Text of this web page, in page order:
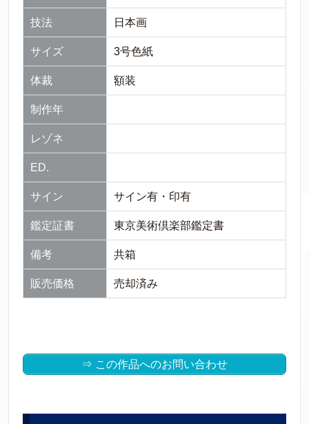
技法 日本画
サイズ 3号色紙
体裁 額装
制作年
レゾネ
ED.
サイン サイン有・印有
鑑定証書 東京美術倶楽部鑑定書
備考 共箱
販売価格 売却済み
⇒ この作品へのお問い合わせ